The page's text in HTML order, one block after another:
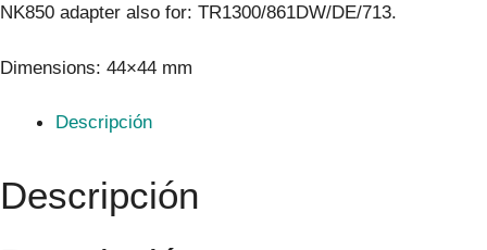
NK850 adapter also for: TR1300/861DW/DE/713.
Dimensions: 44×44 mm
Descripción
Descripción